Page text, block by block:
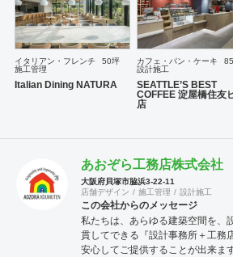
イタリアン・フレンチ
50坪
施工管理
Italian Dining NATURA
カフェ・パン・ケーキ
設計施工
SEATTLE’S BEST
COFFEE 淀屋橋住友
店
あおぞら工務店株式会社
大阪府貝塚市脇浜3-22-11
店舗デザイン
施工管理 設計施工
この会社からのメッセージ
私たちは、あらゆる建築空間を、
貫してできる『設計事務所＋工務
安心してご提供することが出来ま